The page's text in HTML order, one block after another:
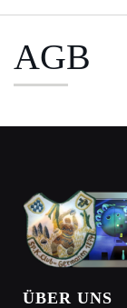
AGB
ÜBER UNS